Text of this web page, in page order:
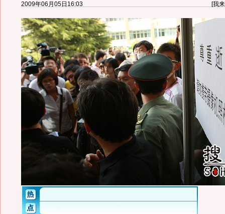
2009年06月05日16:03 [我